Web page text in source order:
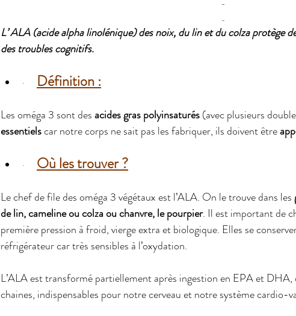
L’ ALA (acide alpha linolénique) des noix, du lin et du colza protège
des troubles cognitifs.
· Définition :
Les oméga 3 sont des acides gras polyinsaturés (avec plusieurs
essentiels car notre corps ne sait pas les fabriquer, ils doivent être
· Où les trouver ?
Le chef de file des oméga 3 végétaux est l’ALA. On le trouve dans les
de lin, cameline ou colza ou chanvre, le pourpier. Il est important de
première pression à froid, vierge extra et biologique. Elles se
réfrigérateur car très sensibles à l’oxydation.
L’ALA est transformé partiellement après ingestion en EPA et DHA,
chaines, indispensables pour notre cerveau et notre système cardio-